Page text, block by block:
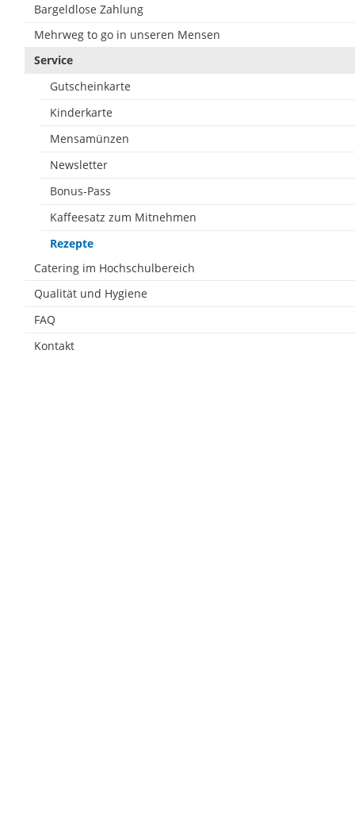
Bargeldlose Zahlung
Mehrweg to go in unseren Mensen
Service
Gutscheinkarte
Kinderkarte
Mensamünzen
Newsletter
Bonus-Pass
Kaffeesatz zum Mitnehmen
Rezepte
Catering im Hochschulbereich
Qualität und Hygiene
FAQ
Kontakt